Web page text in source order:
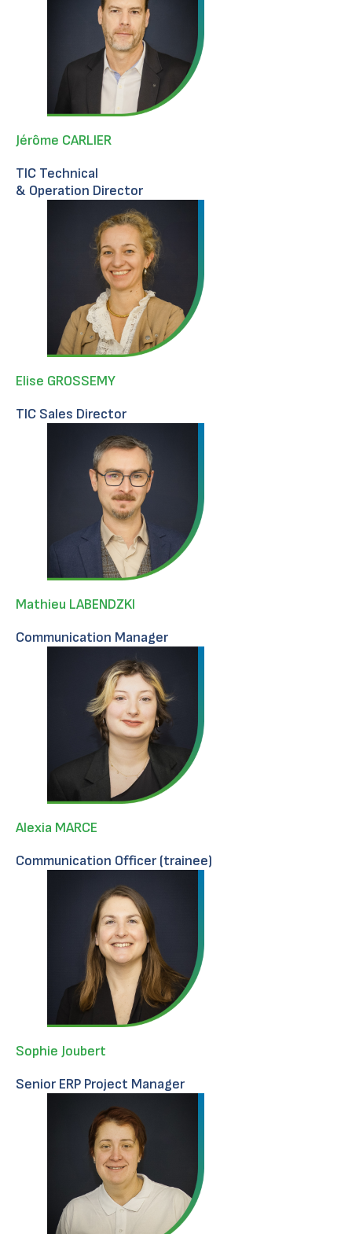
Jérôme CARLIER
TIC Technical
& Operation Director
Elise GROSSEMY
TIC Sales Director
Mathieu LABENDZKI
Communication Manager
Alexia MARCE
Communication Officer (trainee)
Sophie Joubert
Senior ERP Project Manager